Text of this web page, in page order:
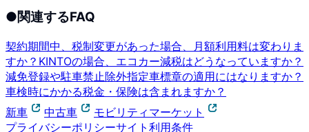
●関連するFAQ
契約期間中、税制変更があった場合、月額利用料は変わりま
すか？ KINTOの場合、エコカー減税はどうなっていますか？
減免登録や駐車禁止除外指定車標章の適用にはなりますか？
車検時にかかる税金・保険は含まれますか？
新車
中古車
モビリティマーケット
プライバシーポリシーサイト利用条件